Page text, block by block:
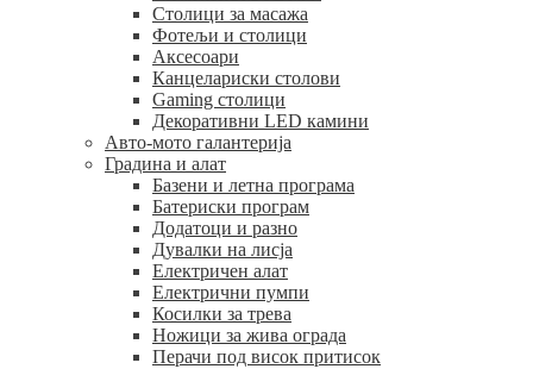
Столици за масажа
Фотељи и столици
Аксесоари
Канцелариски столови
Gaming столици
Декоративни LED камини
Авто-мото галантерија
Градина и алат
Базени и летна програма
Батериски програм
Додатоци и разно
Дувалки на лисја
Електричен алат
Електрични пумпи
Косилки за трева
Ножици за жива ограда
Перачи под висок притисок